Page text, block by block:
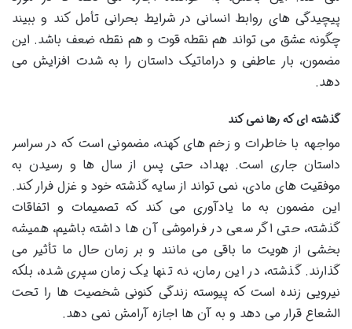
پیچیدگی های روابط انسانی در شرایط بحرانی تأمل کند و ببیند
چگونه عشق می تواند هم نقطه قوت و هم نقطه ضعف باشد. این
مضمون، بار عاطفی و دراماتیک داستان را به شدت افزایش می
دهد.
گذشته ای که رها نمی کند
مواجهه با خاطرات و زخم های کهنه، مضمونی است که در سراسر
داستان جاری است. بهداد، حتی پس از سال ها و رسیدن به
موفقیت های مادی، نمی تواند از سایه گذشته خود و غزل فرار کند.
این مضمون به ما یادآوری می کند که تصمیمات و اتفاقات
گذشته، حتی اگر سعی در فراموشی آن ها داشته باشیم، همیشه
بخشی از هویت ما باقی می مانند و بر زمان حال ما تأثیر می
گذارند. گذشته، در این رمان، نه تنها یک زمان سپری شده، بلکه
نیرویی زنده است که پیوسته زندگی کنونی شخصیت ها را تحت
الشعاع قرار می دهد و به آن ها اجازه آرامش نمی دهد.